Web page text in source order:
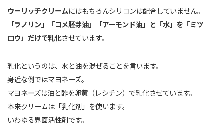
ウーリッチクリームにはもちろんシリコンは配合していません。
「ラノリン」「コメ胚芽油」「アーモンド油」と「水」を「ミツ
ロウ」だけで乳化させています。
乳化というのは、水と油を混ぜることを言います。
身近な例ではマヨネーズ。
マヨネーズは油と酢を卵黄（レシチン）で乳化させています。
本来クリームは「乳化剤」を使います。
いわゆる界面活性剤です。